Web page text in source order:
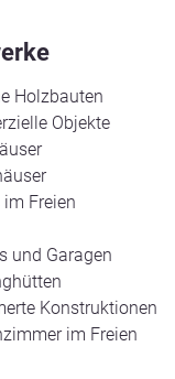
Holzbauten
Objekte
Freien
und Garagen
Konstruktionen
im Freien